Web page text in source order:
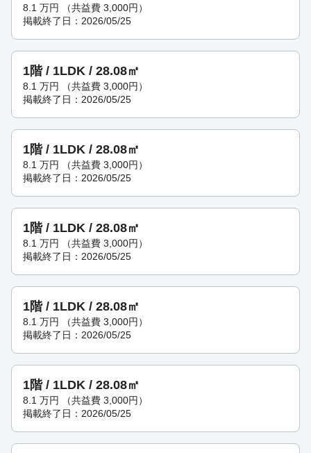
8.1 万円 （共益費 3,000円）
掲載終了日：2026/05/25
1階 / 1LDK / 28.08㎡
8.1 万円 （共益費 3,000円）
掲載終了日：2026/05/25
1階 / 1LDK / 28.08㎡
8.1 万円 （共益費 3,000円）
掲載終了日：2026/05/25
1階 / 1LDK / 28.08㎡
8.1 万円 （共益費 3,000円）
掲載終了日：2026/05/25
1階 / 1LDK / 28.08㎡
8.1 万円 （共益費 3,000円）
掲載終了日：2026/05/25
1階 / 1LDK / 28.08㎡
8.1 万円 （共益費 3,000円）
掲載終了日：2026/05/25